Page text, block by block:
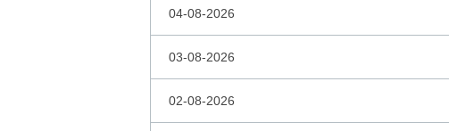
04-08-2026
03-08-2026
02-08-2026